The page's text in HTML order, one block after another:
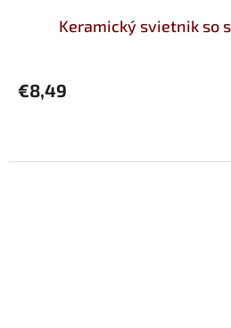
Keramický svietnik so
€8,49